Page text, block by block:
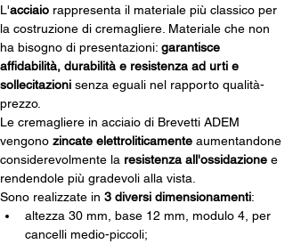
L'acciaio rappresenta il materiale più classico per
la costruzione di cremagliere. Materiale che non
ha bisogno di presentazioni: garantisce
affidabilità, durabilità e resistenza ad urti e
sollecitazioni senza eguali nel rapporto qualità-
prezzo.
Le cremagliere in acciaio di Brevetti ADEM
vengono zincate elettroliticamente aumentandone
considerevolmente la resistenza all'ossidazione e
rendendole più gradevoli alla vista.
Sono realizzate in 3 diversi dimensionamenti:
altezza 30 mm, base 12 mm, modulo 4, per
cancelli medio-piccoli;